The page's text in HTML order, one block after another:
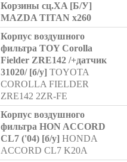
Корзины сц.XA [Б/У]
MAZDA TITAN x260
Корпус воздушного
фильтра TOY Corolla
Fielder ZRE142 /+датчик
31020/ [б/у] TOYOTA
COROLLA FIELDER
ZRE142 2ZR-FE
Корпус воздушного
фильтра HON ACCORD
CL7 ('04) [б/у] HONDA
ACCORD CL7 K20A